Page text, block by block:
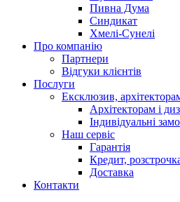
Пивна Дума
Синдикат
Хмелі-Сунелі
Про компанію
Партнери
Відгуки клієнтів
Послуги
Ексклюзив,
Архітекторам і
Індивідуальні
Наш сервіс
Гарантія
Кредит,
Доставка
Контакти